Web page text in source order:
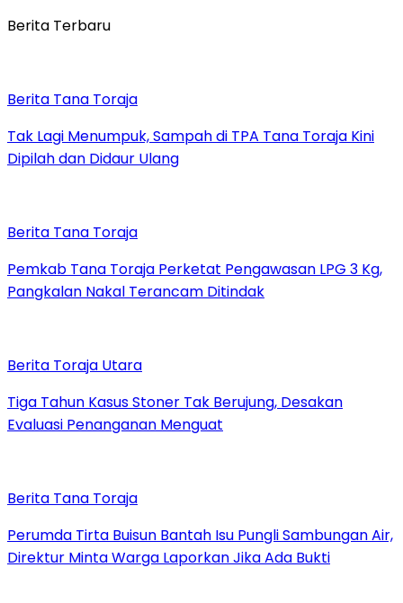
Berita Terbaru
Berita Tana Toraja
Tak Lagi Menumpuk, Sampah di TPA Tana Toraja Kini
Dipilah dan Didaur Ulang
Berita Tana Toraja
Pemkab Tana Toraja Perketat Pengawasan LPG 3 Kg,
Pangkalan Nakal Terancam Ditindak
Berita Toraja Utara
Tiga Tahun Kasus Stoner Tak Berujung, Desakan
Evaluasi Penanganan Menguat
Berita Tana Toraja
Perumda Tirta Buisun Bantah Isu Pungli Sambungan Air,
Direktur Minta Warga Laporkan Jika Ada Bukti